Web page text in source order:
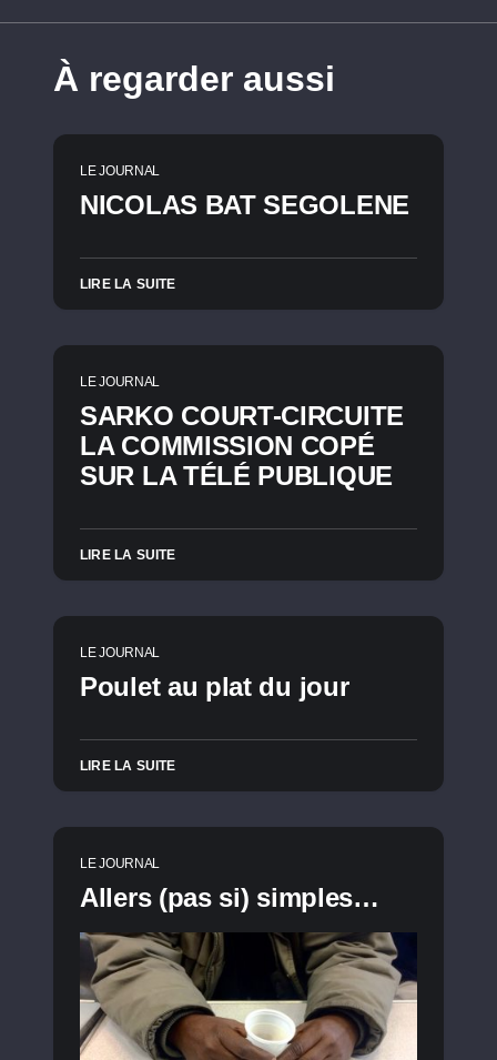
À regarder aussi
LE JOURNAL
NICOLAS BAT SEGOLENE
LIRE LA SUITE
LE JOURNAL
SARKO COURT-CIRCUITE
LA COMMISSION COPÉ
SUR LA TÉLÉ PUBLIQUE
LIRE LA SUITE
LE JOURNAL
Poulet au plat du jour
LIRE LA SUITE
LE JOURNAL
Allers (pas si) simples…